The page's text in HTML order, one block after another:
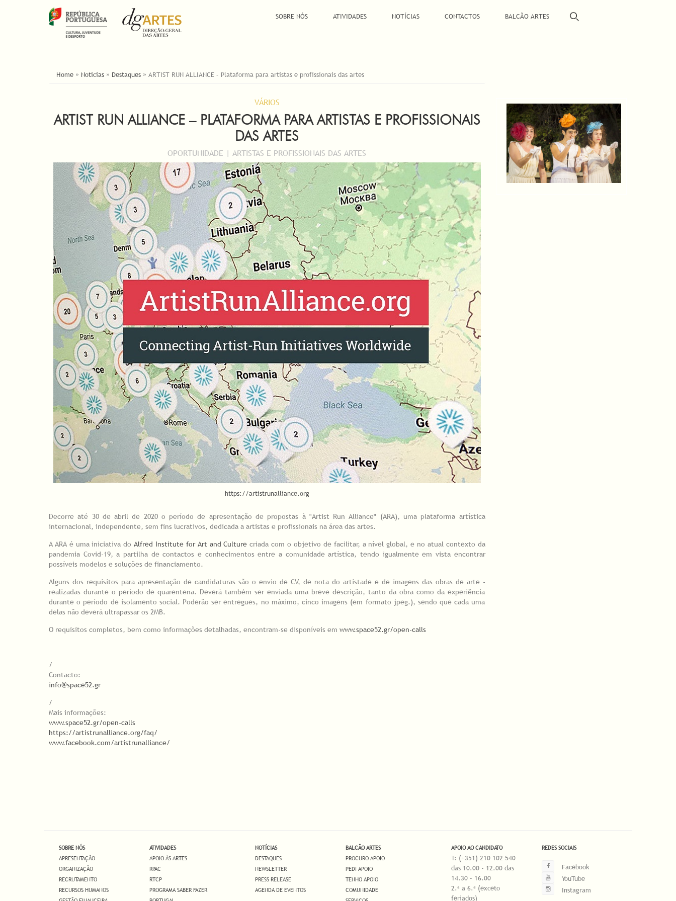
SOBRE NÓS ATIVIDADES NOTÍCIAS CONTACTOS BALCÃO ARTES
ESTÁ AQUI
Home » Notícias » Destaques » ARTIST RUN ALLIANCE – Plataforma para artistas e profissionais das artes
VÁRIOS
ARTIST RUN ALLIANCE – PLATAFORMA PARA ARTISTAS E PROFISSIONAIS
DAS ARTES
OPORTUNIDADE | ARTISTAS E PROFISSIONAIS DAS ARTES
https://artistrunalliance.org
Decorre até 30 de abril de 2020 o período de apresentação de propostas à "Artist Run Alliance" (ARA), uma plataforma artística
internacional, independente, sem fins lucrativos, dedicada a artistas e profissionais na área das artes.
A ARA é uma iniciativa doAlfred Institute for Art and Culture criada com o objetivo de facilitar, a nível global, e no atual contexto da
pandemia Covid-19, a partilha de contactos e conhecimentos entre a comunidade artística, tendo igualmente em vista encontrar
possíveis modelos e soluções de financiamento.
Alguns dos requisitos para apresentação de candidaturas são o envio de CV, de nota do artistade e de imagens das obras de arte -
realizadas durante o período de quarentena. Deverá também ser enviada uma breve descrição, tanto da obra como da experiência
durante o período de isolamento social. Poderão ser entregues, no máximo, cinco imagens (em formato jpeg.), sendo que cada uma
delas não deverá ultrapassar os 2MB.
O requisitos completos, bem como informações detalhadas, encontram-se disponíveis em www.space52.gr/open-calls
/
Contacto:
info@space52.gr
/
Mais informações:
www.space52.gr/open-calls
https://artistrunalliance.org/faq/
www.facebook.com/artistrunalliance/
SOBRE NÓS
APRESENTAÇÃO
ORGANIZAÇÃO
RECRUTAMENTO
RECURSOS HUMANOS
ATIVIDADES
APOIO ÀS ARTES
RPAC
RTCP
PROGRAMA SABER FAZER
NOTÍCIAS
DESTAQUES
NEWSLETTER
PRESS RELEASE
AGENDA DE EVENTOS
BALCÃO ARTES
PROCURO APOIO
PEDI APOIO
TENHO APOIO
COMUNIDADE
APOIO AO CANDIDATO
T: (+351) 210 102 540
das 10.00 - 12.00 das
14.30 - 16.00
2.ª a 6.ª (exceto
feriados)
REDES SOCIAIS
Facebook
YouTube
Instagram